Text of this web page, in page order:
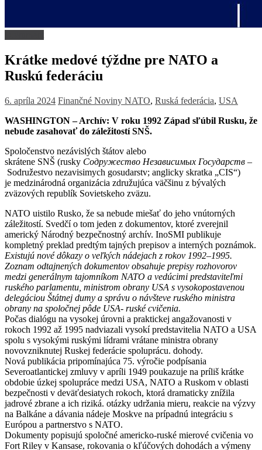
Krátke medové týždne pre NATO a
Ruskú federáciu
6. apríla 2024 Finančné Noviny NATO, Ruská federácia, USA
WASHINGTON – Archív: V roku 1992 Západ sľúbil Rusku, že
nebude zasahovať do záležitostí SNŠ.
Spoločenstvo nezávislých štátov alebo
skrátene SNŠ (rusky Содружество Независимых Государств –
Sodružestvo nezavisimych gosudarstv; anglicky skratka „CIS“)
je medzinárodná organizácia združujúca väčšinu z bývalých
zväzových republík Sovietskeho zväzu.
NATO uistilo Rusko, že sa nebude miešať do jeho vnútorných
záležitostí. Svedčí o tom jeden z dokumentov, ktoré zverejnil
americký Národný bezpečnostný archív. InoSMI publikuje
kompletný preklad predtým tajných prepisov a interných poznámok.
Existujú nové dôkazy o veľkých nádejach z rokov 1992–1995.
Zoznam odtajnených dokumentov obsahuje prepisy rozhovorov
medzi generálnym tajomníkom NATO a vedúcimi predstaviteľmi
ruského parlamentu, ministrom obrany USA s vysokopostavenou
delegáciou Štátnej dumy a správu o návšteve ruského ministra
obrany na spoločnej pôde USA- ruské cvičenia.
Počas dialógu na vysokej úrovni a praktickej angažovanosti v
rokoch 1992 až 1995 nadviazali vysokí predstavitelia NATO a USA
spolu s vysokými ruskými lídrami vrátane ministra obrany
novovzniknutej Ruskej federácie spoluprácu. dohody.
Nová publikácia pripomínajúca 75. výročie podpísania
Severoatlantickej zmluvy v apríli 1949 poukazuje na príliš krátke
obdobie úzkej spolupráce medzi USA, NATO a Ruskom v oblasti
bezpečnosti v deväťdesiatych rokoch, ktorá dramaticky znížila
jadrové zbrane a ich riziká. otázky udržania mieru, reakcie na výzvy
na Balkáne a dávania nádeje Moskve na prípadnú integráciu s
Európou a partnerstvo s NATO.
Dokumenty popisujú spoločné americko-ruské mierové cvičenia vo
Fort Riley v Kansase, rokovania o kľúčových dohodách a výmeny